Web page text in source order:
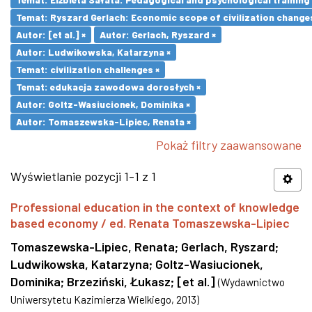
Temat: Ryszard Gerlach: Economic scope of civilization
Autor: [et al.] ×
Autor: Gerlach, Ryszard ×
Autor: Ludwikowska, Katarzyna ×
Temat: civilization challenges ×
Temat: edukacja zawodowa dorosłych ×
Autor: Goltz-Wasiucionek, Dominika ×
Autor: Tomaszewska-Lipiec, Renata ×
Pokaż filtry zaawansowane
Wyświetlanie pozycji 1-1 z 1
Professional education in the context of knowledge
based economy / ed. Renata Tomaszewska-Lipiec
Tomaszewska-Lipiec, Renata; Gerlach, Ryszard;
Ludwikowska, Katarzyna; Goltz-Wasiucionek,
Dominika; Brzeziński, Łukasz; [et al.] (Wydawnictwo
Uniwersytetu Kazimierza Wielkiego, 2013)